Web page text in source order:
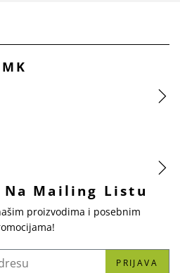
Mailing Listu
proizvodima i posebnim
PRIJAVA